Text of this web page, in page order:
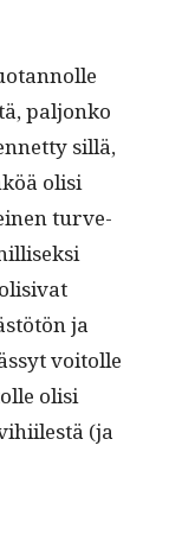
paljonko
sil­lä,
olisi
turve­
ja
voitolle
olisi
(ja